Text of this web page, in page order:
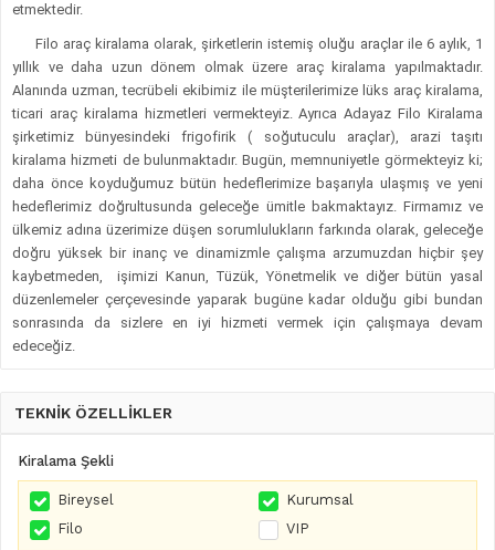
etmektedir.
Filo araç kiralama olarak, şirketlerin istemiş oluğu araçlar ile 6 aylık, 1
yıllık ve daha uzun dönem olmak üzere araç kiralama yapılmaktadır.
Alanında uzman, tecrübeli ekibimiz ile müşterilerimize lüks araç kiralama,
ticari araç kiralama hizmetleri vermekteyiz. Ayrıca Adayaz Filo Kiralama
şirketimiz bünyesindeki frigofirik ( soğutuculu araçlar), arazi taşıtı
kiralama hizmeti de bulunmaktadır. Bugün, memnuniyetle görmekteyiz ki;
daha önce koyduğumuz bütün hedeflerimize başarıyla ulaşmış ve yeni
hedeflerimiz doğrultusunda geleceğe ümitle bakmaktayız. Firmamız ve
ülkemiz adına üzerimize düşen sorumlulukların farkında olarak, geleceğe
doğru yüksek bir inanç ve dinamizmle çalışma arzumuzdan hiçbir şey
kaybetmeden, işimizi Kanun, Tüzük, Yönetmelik ve diğer bütün yasal
düzenlemeler çerçevesinde yaparak bugüne kadar olduğu gibi bundan
sonrasında da sizlere en iyi hizmeti vermek için çalışmaya devam
edeceğiz.
TEKNİK ÖZELLİKLER
Kiralama Şekli
Bireysel
Kurumsal
Filo
VIP